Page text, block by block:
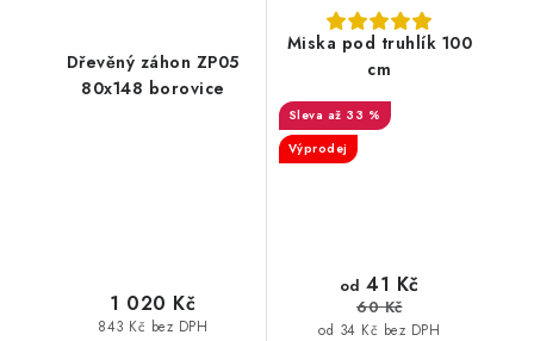
Dřevěný záhon ZP05
80x148 borovice
843 Kč bez DPH
1 020 Kč
Miska pod truhlík 100
cm
až 33 %
Výprodej
od 34 Kč bez DPH
od 41 Kč
60 Kč